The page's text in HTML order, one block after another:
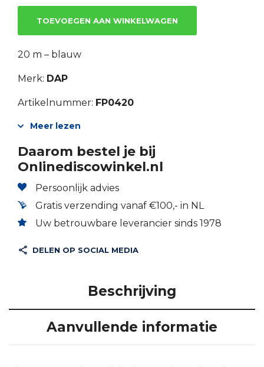
TOEVOEGEN AAN WINKELWAGEN
20 m – blauw
Merk: DAP
Artikelnummer: FP0420
Meer lezen
Daarom bestel je bij
Onlinediscowinkel.nl
Persoonlijk advies
Gratis verzending vanaf €100,- in NL
Uw betrouwbare leverancier sinds 1978
DELEN OP SOCIAL MEDIA
Beschrijving
Aanvullende informatie